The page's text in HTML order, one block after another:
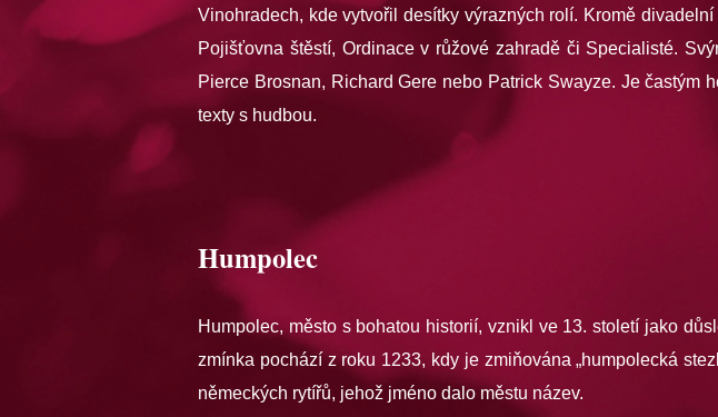
Vinohradech, kde vytvořil desítky výrazných rolí. Kromě
Pojišťovna štěstí, Ordinace v růžové zahradě či Specialisté.
Pierce Brosnan, Richard Gere nebo Patrick Swayze. Je
texty s hudbou.
Humpolec
Humpolec, město s bohatou historií, vznikl ve 13. století jako
zmínka pochází z roku 1233, kdy je zmiňována „humpolecká
německých rytířů, jehož jméno dalo městu název.